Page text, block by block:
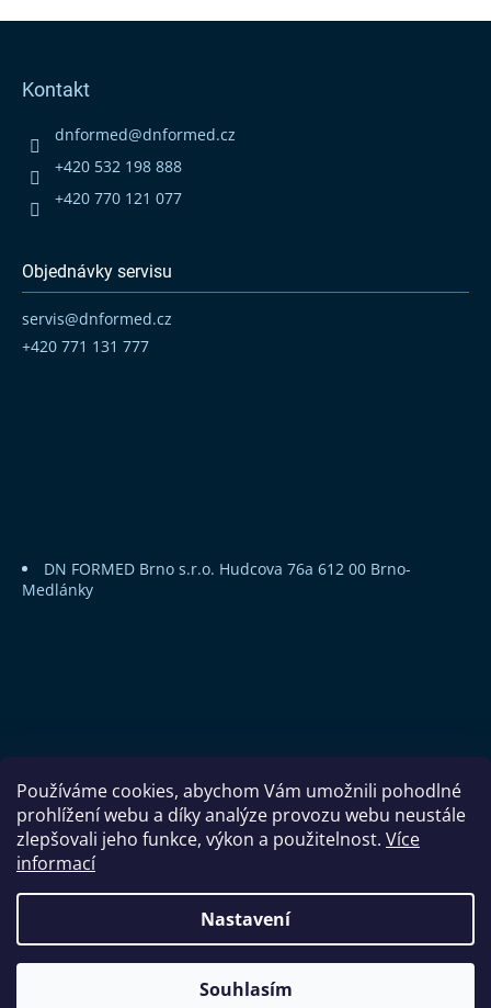
Používáme cookies, abychom Vám umožnili pohodlné
prohlížení webu a díky analýze provozu webu neustále
zlepšovali jeho funkce, výkon a použitelnost. Více
informací
Nastavení
Souhlasím
Kontakt
dnformed@dnformed.cz
+420 532 198 888
+420 770 121 077
Objednávky servisu
servis@dnformed.cz
+420 771 131 777
DN FORMED Brno s.r.o. Hudcova 76a 612 00 Brno-
Medlánky
Vytvořil Shoptet
DN FORMED Brno s.r.o.
vyhrazena.